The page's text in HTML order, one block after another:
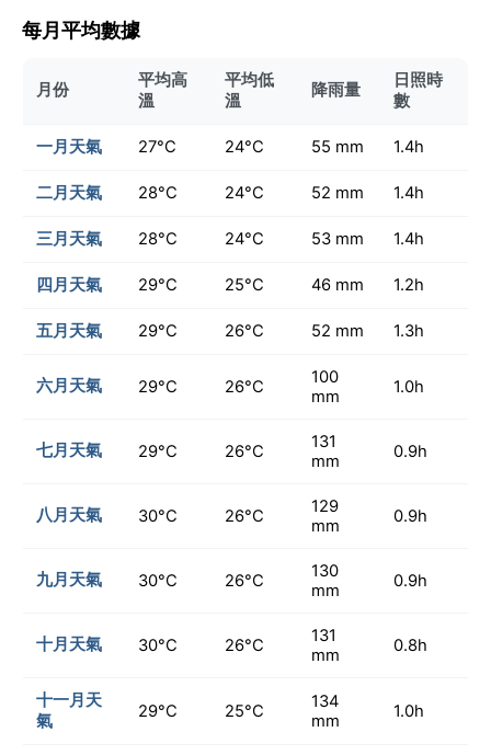
每月平均數據
月份
平均高
溫
平均低
溫
降雨量
日照時
數
一月天氣 27°C 24°C 55 mm 1.4h
二月天氣 28°C 24°C 52 mm 1.4h
三月天氣 28°C 24°C 53 mm 1.4h
四月天氣 29°C 25°C 46 mm 1.2h
五月天氣 29°C 26°C 52 mm 1.3h
六月天氣 29°C 26°C
100
mm
1.0h
七月天氣 29°C 26°C
131
mm
0.9h
八月天氣 30°C 26°C
129
mm
0.9h
九月天氣 30°C 26°C
130
mm
0.9h
十月天氣 30°C 26°C
131
mm
0.8h
十一月天
氣
29°C 25°C
134
mm
1.0h